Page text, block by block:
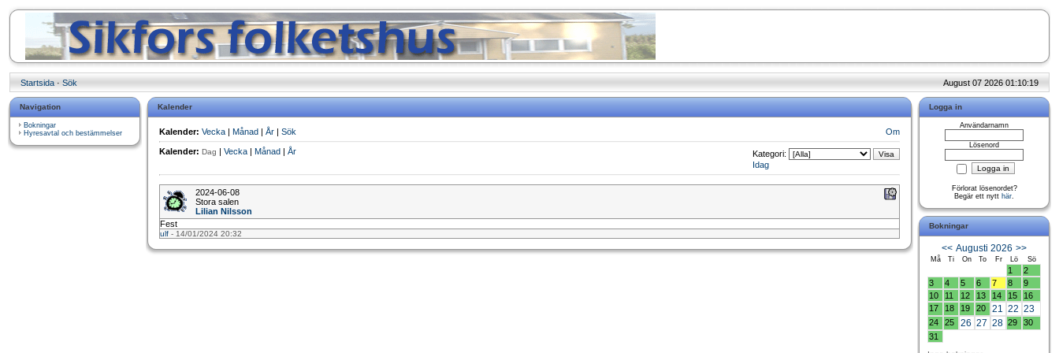
Startsida · Sök August 07 2026 01:10:19
Navigation
Bokningar
Hyresavtal och bestämmelser
Kalender
Kalender: Vecka | Månad | År | Sök Om
Kalender: Dag | Vecka | Månad | År
Kategori:
Idag
2024-06-08
Stora salen
Lilian Nilsson
Fest
ulf - 14/01/2024 20:32
Logga in
Användarnamn
Lösenord
Förlorat lösenordet?
Begär ett nytt här.
Bokningar
<< Augusti 2026 >>
Må Ti On To Fr Lö Sö
1
2
3
4 5 6 7 8
9
10
11 12 13 14 15
16
17
18 19 20 21 22 23
24 25 26 27 28 29
30
31